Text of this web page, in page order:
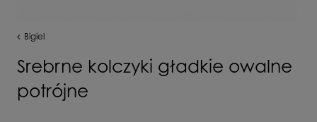
Bigiel
Srebrne kolczyki gładkie owalne
potrójne